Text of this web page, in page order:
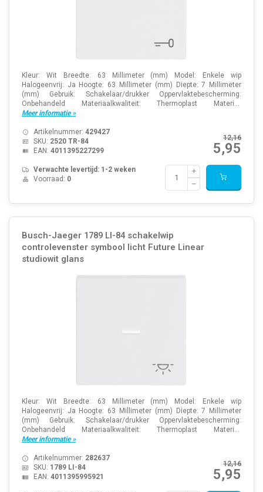
Kleur: Wit Breedte: 63 Millimeter (mm) Model: Enkele wip
Halogeenvrij: Ja Hoogte: 63 Millimeter (mm) Diepte: 7 Millimeter
(mm) Gebruik: Schakelaar/drukker Oppervlaktebescherming:
Onbehandeld Materiaalkwaliteit: Thermoplast Materi...
Meer informatie »
12,16
5,95
Artikelnummer: 429427
SKU: 2520 TR-84
EAN: 4011395227299
Verwachte levertijd: 1-2 weken
Voorraad: 0
Busch-Jaeger 1789 LI-84 schakelwip
controlevenster symbool licht Future Linear
studiowit glans
Kleur: Wit Breedte: 63 Millimeter (mm) Model: Enkele wip
Halogeenvrij: Ja Hoogte: 63 Millimeter (mm) Diepte: 7 Millimeter
(mm) Gebruik: Schakelaar/drukker Oppervlaktebescherming:
Onbehandeld Materiaalkwaliteit: Thermoplast Materi...
Meer informatie »
12,16
5,95
Artikelnummer: 282637
SKU: 1789 LI-84
EAN: 4011395995921